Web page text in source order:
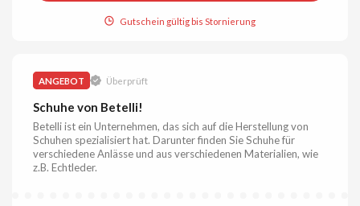
Gutschein gültig bis Stornierung
ANGEBOT Überprüft
Schuhe von Betelli!
Betelli ist ein Unternehmen, das sich auf die Herstellung von
Schuhen spezialisiert hat. Darunter finden Sie Schuhe für
verschiedene Anlässe und aus verschiedenen Materialien, wie
z.B. Echtleder.